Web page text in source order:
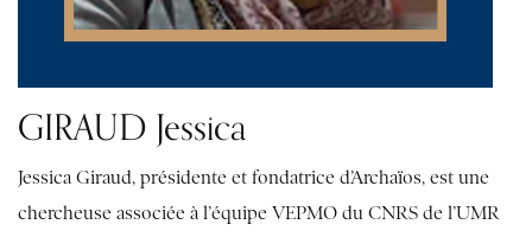
GIRAUD Jessica
Jessica Giraud, présidente et fondatrice d’Archaïos, est une
chercheuse associée à l’équipe VEPMO du CNRS de l’UMR